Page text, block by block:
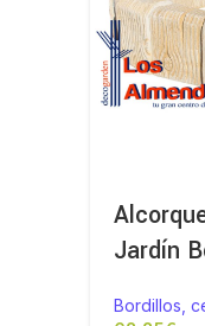
Jardín
Bordillos,